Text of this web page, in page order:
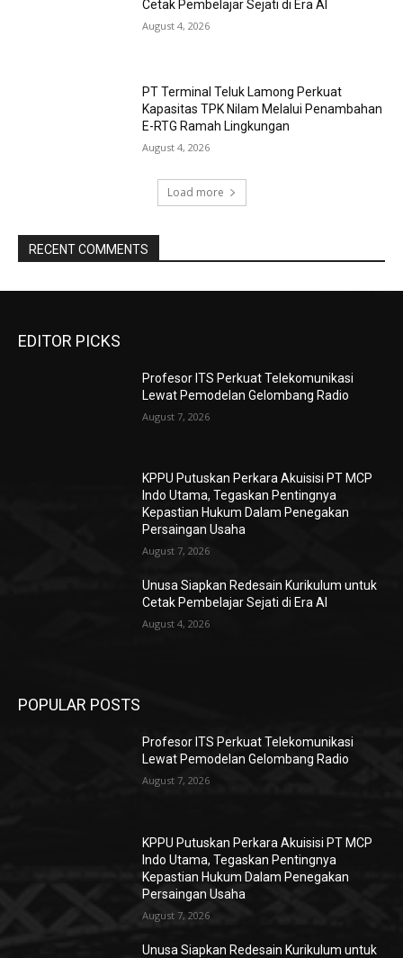
Cetak Pembelajar Sejati di Era AI
August 4, 2026
PT Terminal Teluk Lamong Perkuat
Kapasitas TPK Nilam Melalui Penambahan
E-RTG Ramah Lingkungan
August 4, 2026
Load more
RECENT COMMENTS
EDITOR PICKS
Profesor ITS Perkuat Telekomunikasi
Lewat Pemodelan Gelombang Radio
August 7, 2026
KPPU Putuskan Perkara Akuisisi PT MCP
Indo Utama, Tegaskan Pentingnya
Kepastian Hukum Dalam Penegakan
Persaingan Usaha
August 7, 2026
Unusa Siapkan Redesain Kurikulum untuk
Cetak Pembelajar Sejati di Era AI
August 4, 2026
POPULAR POSTS
Profesor ITS Perkuat Telekomunikasi
Lewat Pemodelan Gelombang Radio
August 7, 2026
KPPU Putuskan Perkara Akuisisi PT MCP
Indo Utama, Tegaskan Pentingnya
Kepastian Hukum Dalam Penegakan
Persaingan Usaha
August 7, 2026
Unusa Siapkan Redesain Kurikulum untuk